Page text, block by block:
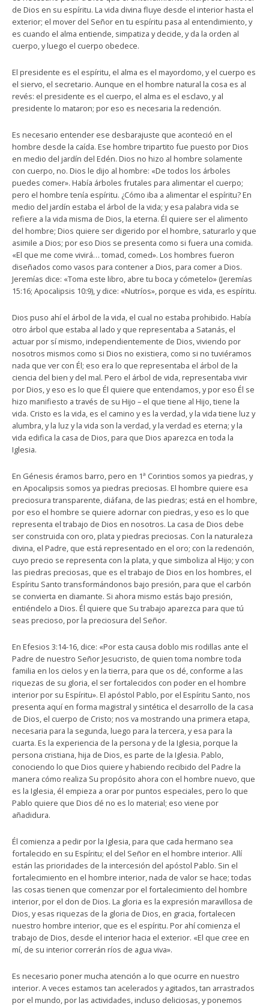
de Dios en su espíritu. La vida divina fluye desde el interior hasta el
exterior; el mover del Señor en tu espíritu pasa al entendimiento, y
es cuando el alma entiende, simpatiza y decide, y da la orden al
cuerpo, y luego el cuerpo obedece.
El presidente es el espíritu, el alma es el mayordomo, y el cuerpo es
el siervo, el secretario. Aunque en el hombre natural la cosa es al
revés: el presidente es el cuerpo, el alma es el esclavo, y al
presidente lo mataron; por eso es necesaria la redención.
Es necesario entender ese desbarajuste que aconteció en el
hombre desde la caída. Ese hombre tripartito fue puesto por Dios
en medio del jardín del Edén. Dios no hizo al hombre solamente
con cuerpo, no. Dios le dijo al hombre: «De todos los árboles
puedes comer». Había árboles frutales para alimentar el cuerpo;
pero el hombre tenía espíritu. ¿Cómo iba a alimentar el espíritu? En
medio del jardín estaba el árbol de la vida; y esa palabra vida se
refiere a la vida misma de Dios, la eterna. Él quiere ser el alimento
del hombre; Dios quiere ser digerido por el hombre, saturarlo y que
asimile a Dios; por eso Dios se presenta como si fuera una comida.
«El que me come vivirá… tomad, comed». Los hombres fueron
diseñados como vasos para contener a Dios, para comer a Dios.
Jeremías dice: «Toma este libro, abre tu boca y cómetelo» (Jeremías
15:16; Apocalipsis 10:9), y dice: «Nutríos», porque es vida, es espíritu.
Dios puso ahí el árbol de la vida, el cual no estaba prohibido. Había
otro árbol que estaba al lado y que representaba a Satanás, el
actuar por sí mismo, independientemente de Dios, viviendo por
nosotros mismos como si Dios no existiera, como si no tuviéramos
nada que ver con Él; eso era lo que representaba el árbol de la
ciencia del bien y del mal. Pero el árbol de vida, representaba vivir
por Dios, y eso es lo que Él quiere que entendamos, y por eso Él se
hizo manifiesto a través de su Hijo – el que tiene al Hijo, tiene la
vida. Cristo es la vida, es el camino y es la verdad, y la vida tiene luz y
alumbra, y la luz y la vida son la verdad, y la verdad es eterna; y la
vida edifica la casa de Dios, para que Dios aparezca en toda la
Iglesia.
En Génesis éramos barro, pero en 1ª Corintios somos ya piedras, y
en Apocalipsis somos ya piedras preciosas. El hombre quiere esa
preciosura transparente, diáfana, de las piedras; está en el hombre,
por eso el hombre se quiere adornar con piedras, y eso es lo que
representa el trabajo de Dios en nosotros. La casa de Dios debe
ser construida con oro, plata y piedras preciosas. Con la naturaleza
divina, el Padre, que está representado en el oro; con la redención,
cuyo precio se representa con la plata, y que simboliza al Hijo; y con
las piedras preciosas, que es el trabajo de Dios en los hombres, el
Espíritu Santo transformándonos bajo presión, para que el carbón
se convierta en diamante. Si ahora mismo estás bajo presión,
entiéndelo a Dios. Él quiere que Su trabajo aparezca para que tú
seas precioso, por la preciosura del Señor.
En Efesios 3:14-16, dice: «Por esta causa doblo mis rodillas ante el
Padre de nuestro Señor Jesucristo, de quien toma nombre toda
familia en los cielos y en la tierra, para que os dé, conforme a las
riquezas de su gloria, el ser fortalecidos con poder en el hombre
interior por su Espíritu». El apóstol Pablo, por el Espíritu Santo, nos
presenta aquí en forma magistral y sintética el desarrollo de la casa
de Dios, el cuerpo de Cristo; nos va mostrando una primera etapa,
necesaria para la segunda, luego para la tercera, y esa para la
cuarta. Es la experiencia de la persona y de la Iglesia, porque la
persona cristiana, hija de Dios, es parte de la Iglesia. Pablo,
conociendo lo que Dios quiere y habiendo recibido del Padre la
manera cómo realiza Su propósito ahora con el hombre nuevo, que
es la Iglesia, él empieza a orar por puntos especiales, pero lo que
Pablo quiere que Dios dé no es lo material; eso viene por
añadidura.
Él comienza a pedir por la Iglesia, para que cada hermano sea
fortalecido en su Espíritu; el del Señor en el hombre interior. Allí
están las prioridades de la intercesión del apóstol Pablo. Sin el
fortalecimiento en el hombre interior, nada de valor se hace; todas
las cosas tienen que comenzar por el fortalecimiento del hombre
interior, por el don de Dios. La gloria es la expresión maravillosa de
Dios, y esas riquezas de la gloria de Dios, en gracia, fortalecen
nuestro hombre interior, que es el espíritu. Por ahí comienza el
trabajo de Dios, desde el interior hacia el exterior. «El que cree en
mí, de su interior correrán ríos de agua viva».
Es necesario poner mucha atención a lo que ocurre en nuestro
interior. A veces estamos tan acelerados y agitados, tan arrastrados
por el mundo, por las actividades, incluso deliciosas, y ponemos